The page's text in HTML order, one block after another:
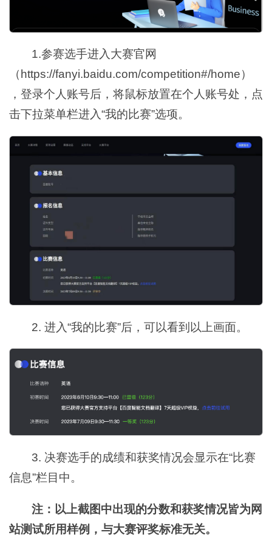
1.参赛选手进入大赛官网
（https://fanyi.baidu.com/competition#/home）
，登录个人账号后，将鼠标放置在个人账号处，点
击下拉菜单栏进入“我的比赛”选项。
2. 进入“我的比赛”后，可以看到以上画面。
3. 决赛选手的成绩和获奖情况会显示在“比赛
信息”栏目中。
注：以上截图中出现的分数和获奖情况皆为网
站测试所用样例，与大赛评奖标准无关。